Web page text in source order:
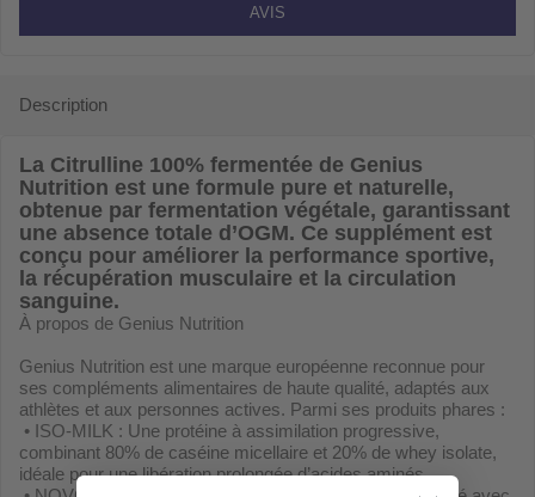
AVIS
Description
La Citrulline 100% fermentée de Genius
Nutrition est une formule pure et naturelle,
obtenue par fermentation végétale, garantissant
une absence totale d’OGM. Ce supplément est
conçu pour améliorer la performance sportive,
la récupération musculaire et la circulation
sanguine.
À propos de Genius Nutrition
Genius Nutrition est une marque européenne reconnue pour
ses compléments alimentaires de haute qualité, adaptés aux
athlètes et aux personnes actives. Parmi ses produits phares :
• ISO-MILK : Une protéine à assimilation progressive,
combinant 80% de caséine micellaire et 20% de whey isolate,
idéale pour une libération prolongée d’acides aminés.